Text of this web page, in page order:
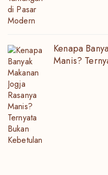
Kenapa
Manis?